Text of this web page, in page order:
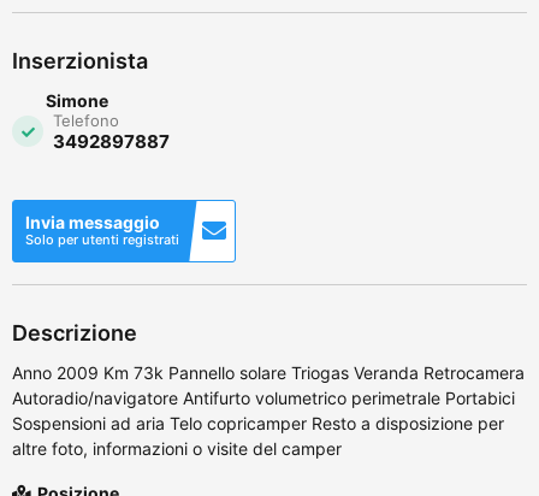
Inserzionista
Simone
Telefono
3492897887
Invia messaggio
Solo per utenti registrati
Descrizione
Anno 2009 Km 73k Pannello solare Triogas Veranda Retrocamera
Autoradio/navigatore Antifurto volumetrico perimetrale Portabici
Sospensioni ad aria Telo copricamper Resto a disposizione per
altre foto, informazioni o visite del camper